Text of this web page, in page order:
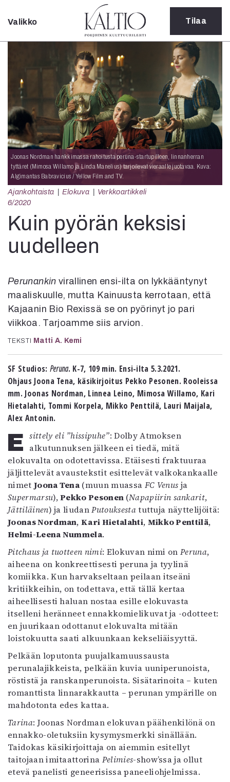
Sulje
Kategoriat
Verkkoartikkeli
Teatteri
Tanssi
Tanssi
Sarjakuva
Sámegillii
Pääkirjoitus
Paperilehdestä
Oulu2026
Näyttelyt
Musiikki
Kuvataide
In English
Lehdet
4/2026
2–3/2026
6/2025
5/2025 saame
5/2025
Lehtiarkisto
Tilaus ja irtonumerot
Yhteistyössä
Toimitus
Mediatiedot
Kaltio ry
Valikko Tilaa
Joonas Nordman hankkimassa rahoitusta peruna-startupilleen, linnanherran
tyttäret (Mimosa Willamo ja Linda Manelius) tarjoilevat vieraalle juotavaa. Kuva:
Algimantas Babravicius / Yellow Film and TV.
Ajankohtaista Elokuva
Verkkoartikkeli
6/2020
Kuin pyörän keksisi
uudelleen
Perunankin virallinen ensi-ilta on lykkääntynyt
maaliskuulle, mutta Kainuusta kerrotaan, että
Kajaanin Bio Rexissä se on pyörinyt jo pari
viikkoa. Tarjoamme siis arvion.
TEKSTI Matti A. Kemi
SF Studios: Peruna. K-7, 109 min. Ensi-ilta 5.3.2021.
Ohjaus Joona Tena, käsikirjoitus Pekko Pesonen. Rooleissa
mm. Joonas Nordman, Linnea Leino, Mimosa Willamo, Kari
Hietalahti, Tommi Korpela, Mikko Penttilä, Lauri Maijala,
Alex Antonin.
Esittely eli ”hissipuhe”: Dolby Atmoksen
alkutunnuksen jälkeen ei tiedä, mitä
elokuvalta on odotettavissa. Etäisesti fraktuuraa
jäljittelevät avaustekstit esittelevät valkokankaalle
nimet Joona Tena (muun muassa FC Venus ja
Supermarsu),Pekko Pesonen (Napapiirin sankarit,
Jättiläinen) ja liudanPutouksestatuttuja näyttelijöitä:
Joonas Nordman,Kari Hietalahti, Mikko Penttilä,
Helmi-Leena Nummela.
Pitchaus ja tuotteen nimi: Elokuvan nimi onPeruna,
aiheena on konkreettisesti peruna ja tyylinä
komiikka. Kun harvakseltaan peilaan itseäni
kritiikkeihin, on todettava, että tällä kertaa
aiheellisesti haluan nostaa esille elokuvasta
itselleni heränneet ennakkomielikuvat ja -odotteet:
en juurikaan odottanut elokuvalta mitään
loistokuutta saati alkuunkaan kekseliäisyyttä.
Pelkään loputonta puujalkamuussausta
perunalajikkeista, pelkään kuvia uuniperunoista,
röstistä ja ranskanperunoista. Sisätarinoita – kuten
romanttista linnarakkautta – perunan ympärille on
mahdotonta edes kattaa.
Tarina: Joonas Nordman elokuvan päähenkilönä on
ennakko-oletuksiin kysymysmerkki sinällään.
Taidokas käsikirjoittaja on aiemmin esitellyt
taitojaan imitaattorina Pelimies-show’ssa ja ollut
etevä panelisti geneerisissa paneeliohjelmissa.